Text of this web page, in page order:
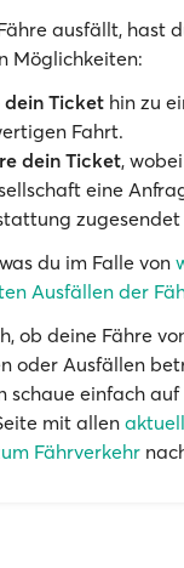
ausfällt, hast
Möglichkeiten:
dein Ticket hin zu
Fahrt.
dein Ticket,
eine
du im Falle von
Ausfällen der
ob deine Fähre
oder Ausfällen
schaue einfach
mit allen
Fährverkehr